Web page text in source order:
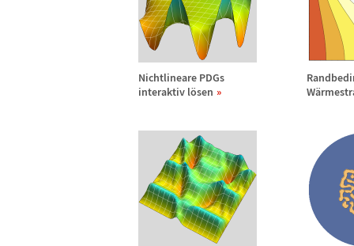
Nichtlineare PDGs
interaktiv lösen
Wä